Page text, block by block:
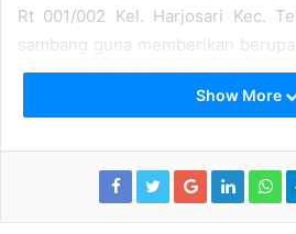
Rt 001/002 Kel. Harjosari Kec.
sambang guna memberikan
Bantuan Sosial Kapolres Karimun
kondisi Bapak MATSUKEN yang
yang sudah tidak seperti dulu,
hanya terbaring di Kasur , makan
Show More